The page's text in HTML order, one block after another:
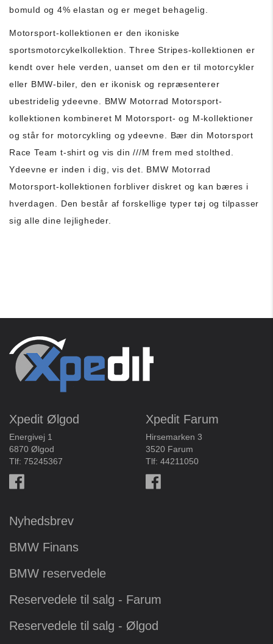
bomuld og 4% elastan og er meget behagelig.
Motorsport-kollektionen er den ikoniske
sportsmotorcykelkollektion.Three Stripes-kollektionen er
kendt over hele verden, uanset om den er til motorcykler
eller BMW-biler, den er ikonisk og repræsenterer
ubestridelig ydeevne. BMW Motorrad Motorsport-
kollektionen kombineret M Motorsport- og M-kollektioner
og står for motorcykling og ydeevne. Bær din Motorsport
Race Team t-shirt og vis din ///M frem med stolthed.
Ydeevne er inden i dig, vis det. BMW Motorrad
Motorsport-kollektionen forbliver diskret og kan bæres i
hverdagen. Den består af forskellige typer tøj og tilpasser
sig alle dine lejligheder.
Xpedit Ølgod
Energivej 1
6870 Ølgod
Tlf: 75245367
Xpedit Farum
Hirsemarken 3
3520 Farum
Tlf: 44211050
Nyhedsbrev
BMW Finans
BMW reservedele
Reservedele til salg - Farum
Reservedele til salg - Ølgod